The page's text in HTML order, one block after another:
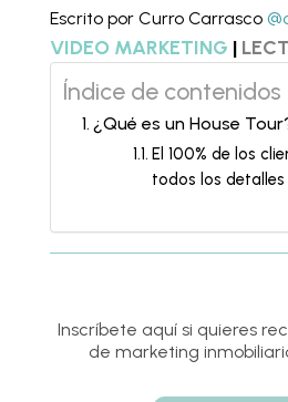
Escrito por Curro Carrasco
VIDEO MARKETING |
Índice de contenidos
¿Qué es un House
El 100% de los
todos los detalles
Inscríbete aquí si quieres
de marketing